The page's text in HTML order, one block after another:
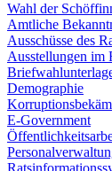
Wahl der
Amtliche
Ausschüsse des
Ausstellungen im
Demographie
E-Government